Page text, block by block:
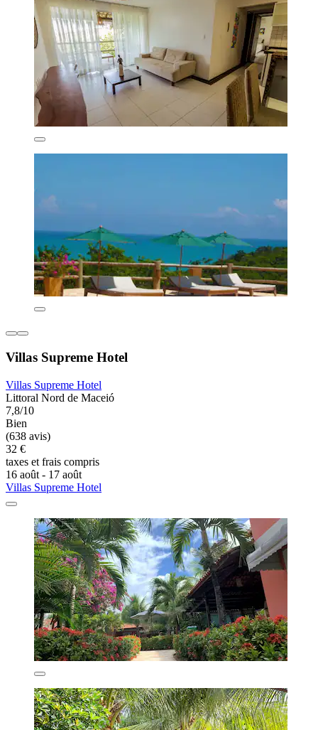
Villas Supreme Hotel
Villas Supreme Hotel
Littoral Nord de Maceió
7,8/10
Bien
(638 avis)
32 €
taxes et frais compris
16 août - 17 août
Villas Supreme Hotel